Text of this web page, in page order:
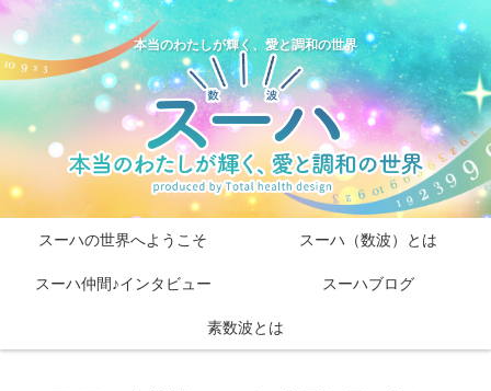
本当のわたしが輝く、愛と調和の世界
スーハの世界へようこそ スーハ（数波）とは
スーハ仲間♪インタビュー スーハブログ
素数波とは